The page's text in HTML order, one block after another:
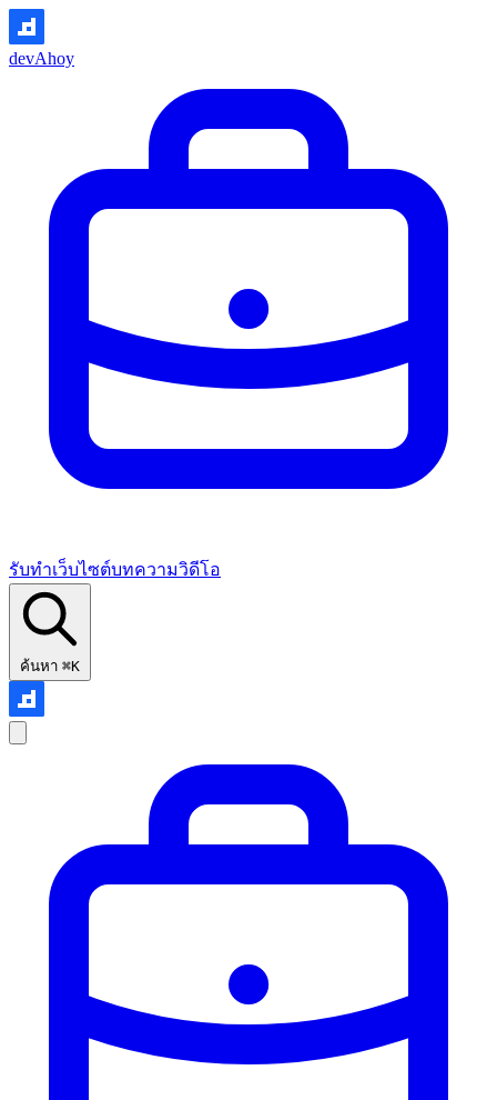
devAhoy
รับทำเว็บไซต์บทความวิดีโอ
ค้นหา ⌘K